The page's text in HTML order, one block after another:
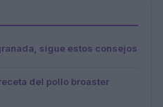
sigue estos consejos
del pollo broaster